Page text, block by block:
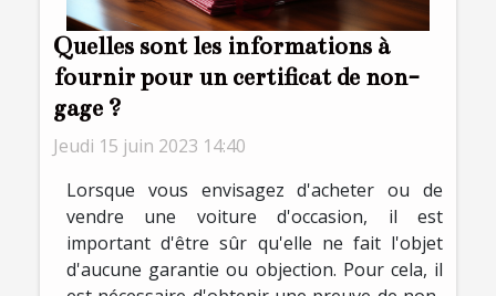
Quelles sont les informations à
fournir pour un certificat de non-
gage ?
Jeudi 15 juin 2023 14:40
Lorsque vous envisagez d'acheter ou de
vendre une voiture d'occasion, il est
important d'être sûr qu'elle ne fait l'objet
d'aucune garantie ou objection. Pour cela, il